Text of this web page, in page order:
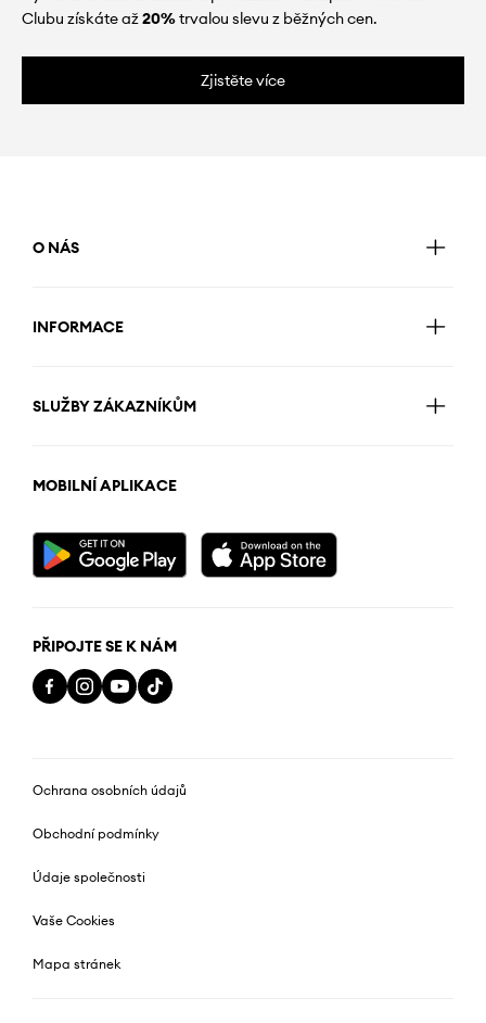
Clubu získáte až20%trvalou slevu z běžných cen.
Zjistěte více
O NÁS
INFORMACE
SLUŽBY ZÁKAZNÍKŮM
MOBILNÍ APLIKACE
PŘIPOJTE SE K NÁM
Ochrana osobních údajů
Obchodní podmínky
Údaje společnosti
Vaše Cookies
Mapa stránek